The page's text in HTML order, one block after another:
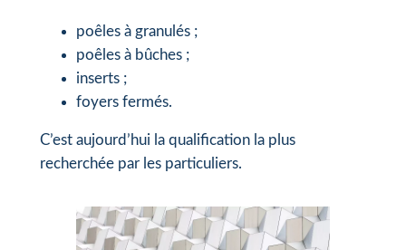
poêles à granulés ;
poêles à bûches ;
inserts ;
foyers fermés.
C’est aujourd’hui la qualification la plus
recherchée par les particuliers.